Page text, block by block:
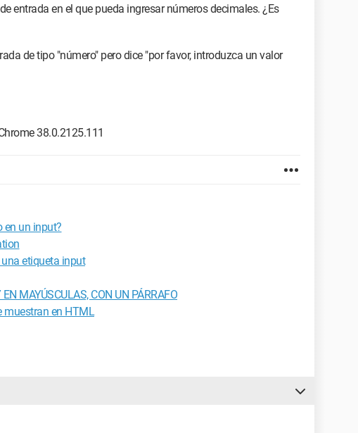
entrada en el que pueda ingresar números decimales. ¿Es
de tipo "número" pero dice "por favor, introduzca un valor
38.0.2125.111
en un input?
etiqueta input
MAYÚSCULAS, CON UN PÁRRAFO
muestran en HTML